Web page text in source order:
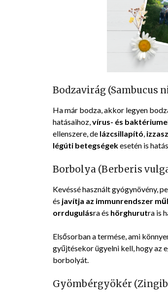
Bodzavirág (Sambucus
Ha már bodza, akkor legyen
hatásaihoz,vírus- és
ellenszere, de lázcsillapító,
légúti betegségekesetén is
Borbolya (Berberis
Kevéssé használt gyógynövény,
és javítja az immunrendszer
orrdugulásra és hörghurutra is
Elsősorban a termése, ami
gyűjtésekor ügyelni kell, hogy az
borbolyát.
Gyömbérgyökér